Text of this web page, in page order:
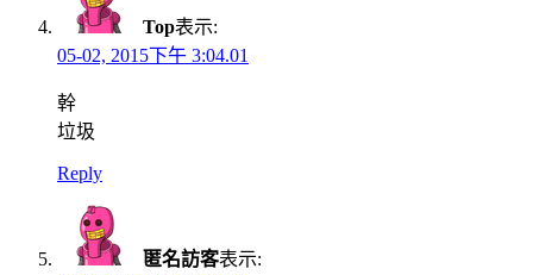
Top表示:
05-02, 2015下午 3:04.01
幹
垃圾
Reply
匿名訪客表示: